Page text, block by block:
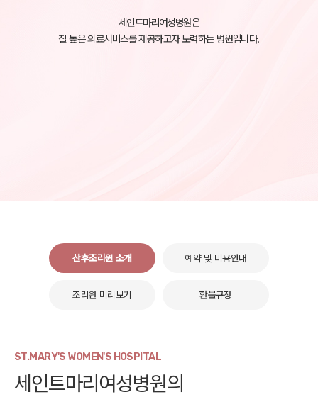
세인트마리여성병원은
질 높은 의료서비스를 제공하고자 노력하는 병원입니다.
산후조리원 소개 예약 및 비용안내
조리원 미리보기 환불규정
ST.MARY'S WOMEN'S HOSPITAL
세인트마리여성병원의